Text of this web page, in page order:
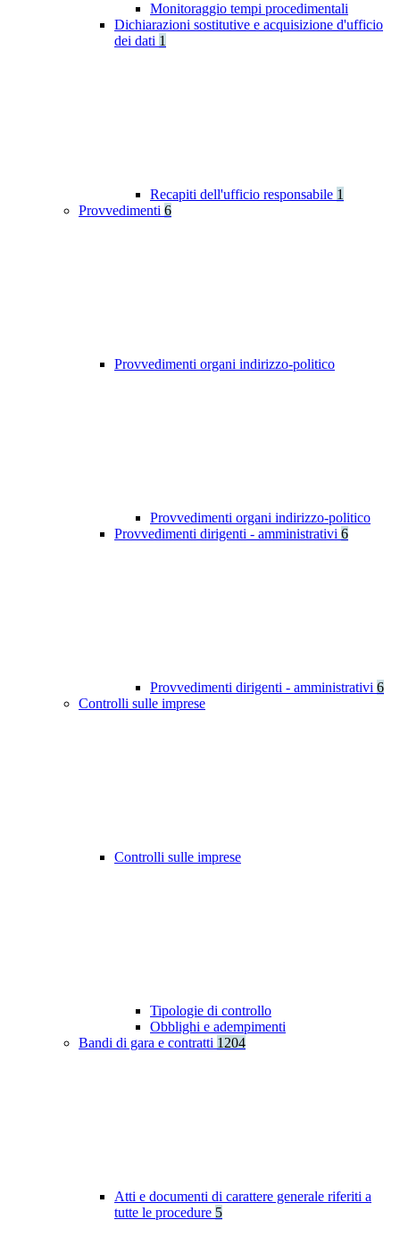
Monitoraggio tempi procedimentali
Dichiarazioni sostitutive e acquisizione d'ufficio
dei dati 1
Recapiti dell'ufficio responsabile 1
Provvedimenti 6
Provvedimenti organi indirizzo-politico
Provvedimenti organi indirizzo-politico
Provvedimenti dirigenti - amministrativi 6
Provvedimenti dirigenti - amministrativi 6
Controlli sulle imprese
Controlli sulle imprese
Tipologie di controllo
Obblighi e adempimenti
Bandi di gara e contratti 1204
Atti e documenti di carattere generale riferiti a
tutte le procedure 5